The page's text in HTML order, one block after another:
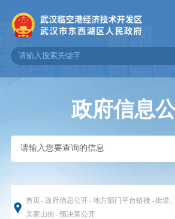
政府信息
首页-政府信息公开-地方部门平台链接-街道
吴家山街-预决算公开